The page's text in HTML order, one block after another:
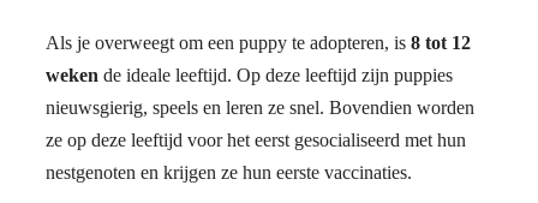
Als je overweegt om een puppy te adopteren, is 8 tot 12
weken de ideale leeftijd. Op deze leeftijd zijn puppies
nieuwsgierig, speels en leren ze snel. Bovendien worden
ze op deze leeftijd voor het eerst gesocialiseerd met hun
nestgenoten en krijgen ze hun eerste vaccinaties.